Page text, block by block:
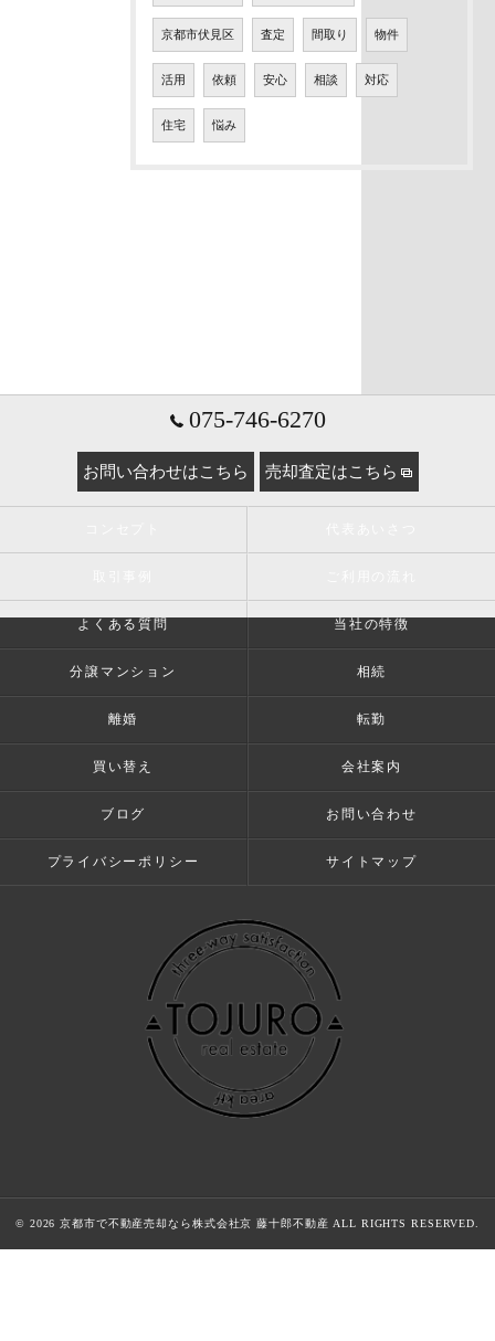
京都市伏見区 査定 間取り 物件
活用 依頼 安心 相談 対応
住宅 悩み
075-746-6270
お問い合わせはこちら 売却査定はこちら
よくある質問 当社の特徴
分譲マンション 相続
離婚 転勤
買い替え 会社案内
ブログ お問い合わせ
プライバシーポリシー サイトマップ
© 2026 京都市で不動産売却なら株式会社京 藤十郎不動産 ALL RIGHTS RESERVED.